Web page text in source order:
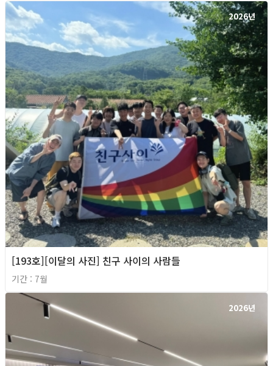
2026년
[193호][이달의 사진] 친구 사이의 사람들
기간 : 7월
2026년